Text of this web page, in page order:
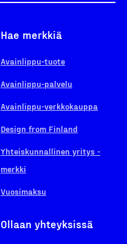
Hae merkkiä
Avainlippu-tuote
Avainlippu-palvelu
Avainlippu-verkkokauppa
Design from Finland
Yhteiskunnallinen yritys -
merkki
Vuosimaksu
Ollaan yhteyksissä